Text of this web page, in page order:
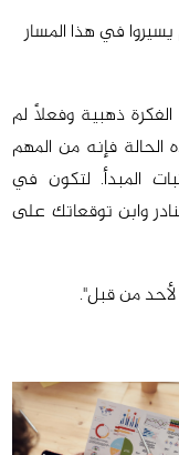
في هذا المسار
ذهبية وفعلاً لم
فإنه من المهم
المبدأ. لتكون في
وابن توقعاتك على
لأحد من قبل".